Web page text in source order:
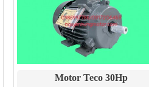
Motor Teco 30Hp